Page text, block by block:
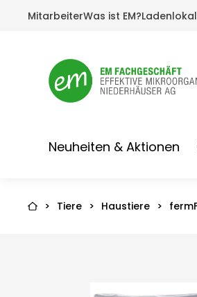
Neuheiten & Aktionen
MitarbeiterWas ist EM?Ladenlokal
> Tiere > Haustiere >